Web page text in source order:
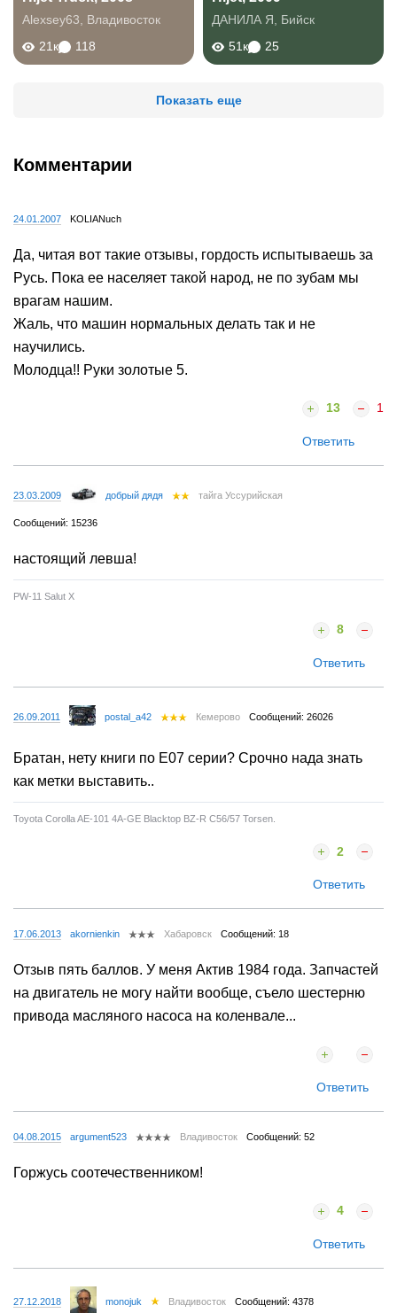
Alexsey63
Владивосток
21к
118
ДАНИЛА Я
Бийск
51к
25
Показать еще
Комментарии
24.01.2007 KOLIANuch
Да, читая вот такие отзывы, гордость испытываешь за
Русь. Пока ее населяет такой народ, не по зубам мы
врагам нашим.
Жаль, что машин нормальных делать так и не
научились.
Молодца!! Руки золотые 5.
13 1
Ответить
23.03.2009 добрый дядя тайга Уссурийская
Сообщений: 15236
настоящий левша!
PW-11 Salut X
8
Ответить
26.09.2011 postal_a42 Кемерово Сообщений: 26026
Братан, нету книги по Е07 серии? Срочно нада знать
как метки выставить..
Toyota Corolla AE-101 4A-GE Blacktop BZ-R С56/57 Torsen.
2
Ответить
17.06.2013 akornienkin Хабаровск Сообщений: 18
Отзыв пять баллов. У меня Актив 1984 года. Запчастей
на двигатель не могу найти вообще, съело шестерню
привода масляного насоса на коленвале...
Ответить
04.08.2015 argument523 Владивосток Сообщений: 52
Горжусь соотечественником!
4
Ответить
27.12.2018 monojuk Владивосток Сообщений: 4378